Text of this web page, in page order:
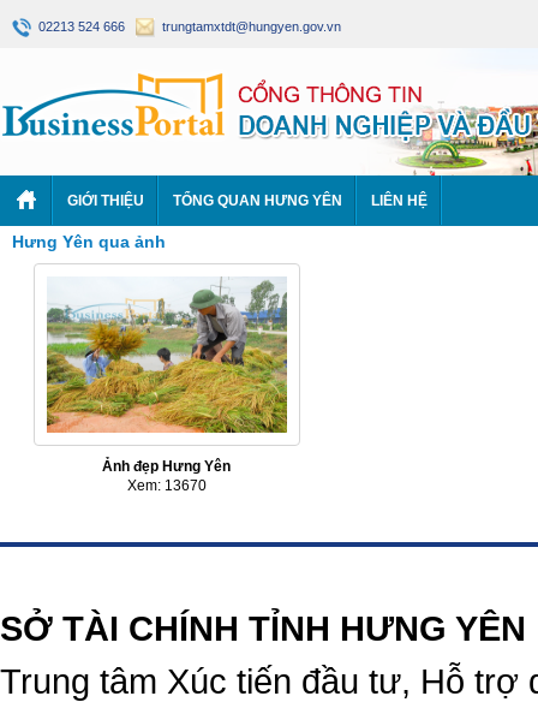
02213 524 666 trungtamxtdt@hungyen.gov.vn
GIỚI THIỆU TỔNG QUAN HƯNG YÊN LIÊN HỆ
Hưng Yên qua ảnh
Ảnh đẹp Hưng Yên
Xem: 13670
SỞ TÀI CHÍNH TỈNH HƯNG YÊN
Trung tâm Xúc tiến đầu tư, Hỗ trợ